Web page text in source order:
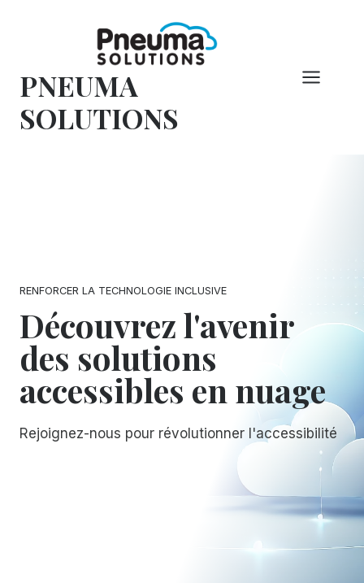
PNEUMA
SOLUTIONS
RENFORCER LA TECHNOLOGIE INCLUSIVE
Découvrez l'avenir
des solutions
accessibles en nuage
Rejoignez-nous pour révolutionner l'accessibilité